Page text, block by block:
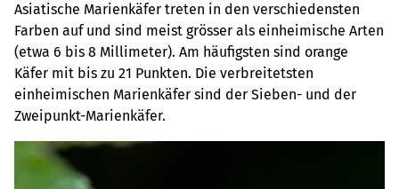
Asiatische Marienkäfer treten in den verschiedensten
Farben auf und sind meist grösser als einheimische Arten
(etwa 6 bis 8 Millimeter). Am häufigsten sind orange
Käfer mit bis zu 21 Punkten. Die verbreitetsten
einheimischen Marienkäfer sind der Sieben- und der
Zweipunkt-Marienkäfer.